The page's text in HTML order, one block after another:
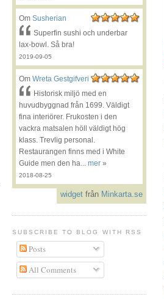
Om Susherian
Superfin sushi och underbar
lax-bowl. Så bra!
2019-09-05
Om Wreta Gestgifveri
Historisk miljö med en
huvudbyggnad från 1699. Väldigt
fina interiörer. Frukosten i den
vackra matsalen höll väldigt hög
klass. Trevlig personal.
Restaurangen finns med i White
Guide men den ha... mer »
2018-08-25
widget från Minkarta.se
SUBSCRIBE TO BLOG WITH RSS
Posts
All Comments